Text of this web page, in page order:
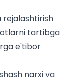
rejalashtirish
tartibga
e'tibor
narxi va